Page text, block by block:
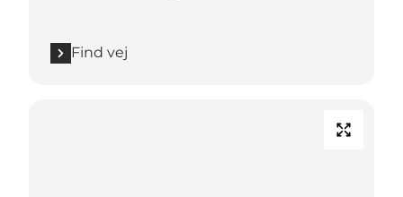
Find vej